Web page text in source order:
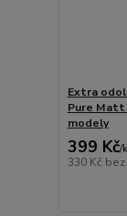
Extra
Pure Matt
modely
399 Kč/
330 Kč bez